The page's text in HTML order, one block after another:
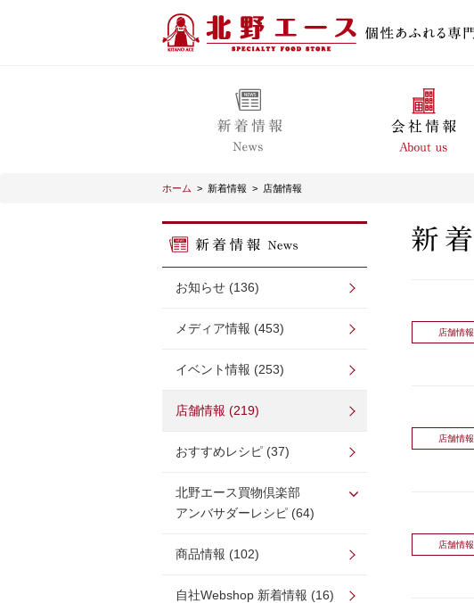
ホーム > 新着情報 > 店舗情報
お知らせ (136)
メディア情報 (453)
イベント情報 (253)
店舗情報 (219)
おすすめレシピ (37)
北野エース買物倶楽部
アンバサダーレシピ (64)
商品情報 (102)
自社Webshop 新着情報 (16)
店舗情報
店舗情報
店舗情報